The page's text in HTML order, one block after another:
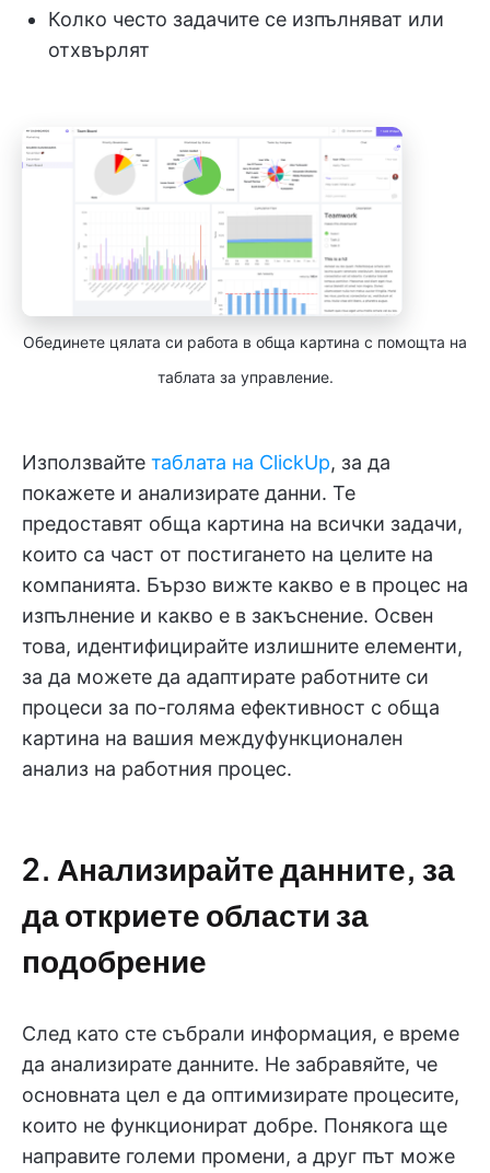
Колко често задачите се изпълняват или
отхвърлят
Обединете цялата си работа в обща картина с помощта на
таблата за управление.
Използвайте таблата на ClickUp, за да
покажете и анализирате данни. Те
предоставят обща картина на всички задачи,
които са част от постигането на целите на
компанията. Бързо вижте какво е в процес на
изпълнение и какво е в закъснение. Освен
това, идентифицирайте излишните елементи,
за да можете да адаптирате работните си
процеси за по-голяма ефективност с обща
картина на вашия междуфункционален
анализ на работния процес.
2. Анализирайте данните, за
да откриете области за
подобрение
След като сте събрали информация, е време
да анализирате данните. Не забравяйте, че
основната цел е да оптимизирате процесите,
които не функционират добре. Понякога ще
направите големи промени, а друг път може